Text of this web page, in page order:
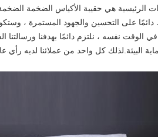
دائمًا على التحسين والجهود المستمرة ،
الوقت نفسه ، نلتزم دائمًا بهدفنا ورسالتنا
البيئة.لذلك كل واحد من عملائنا لديه